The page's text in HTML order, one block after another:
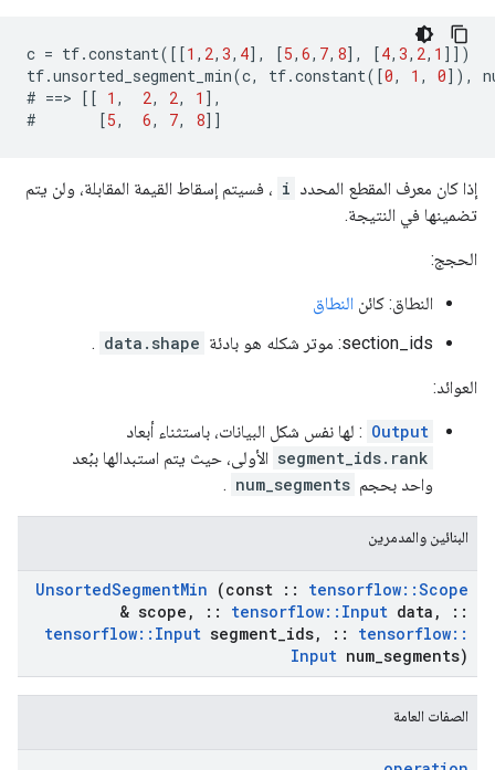
c = tf.constant([[1 , 2, 3, 4], [5, 6, 7, 8], [4, 3, 2, 1 ]])
tf.unsorted_segment_min(c, tf.constant([0, 1 , 0]),
# ==> [[ 1 , 2, 2, 1 ],
#
[5, 6, 7, 8]]
إذا كان معرف المقطع المحدد i ، فسيتم إسقاط القيمة المقابلة، ولن يتم
تضمينها في النتيجة.
الحجج:
النطاق: كائن النطاق
section_ids: موتر شكله هو بادئة
data.shape
.
العوائد:
Output : لها نفس شكل البيانات، باستثناء أبعاد
segment_ids.rank الأولى، حيث يتم استبدالها ببُعد
واحد بحجم num_segments
.
البنائين والمدمرين
UnsortedSegmentMin (const :: tensorflow::Scope
& scope , :: tensorflow:: Input data ,
::
tensorflow:: Input segment ids, :: tensorflow::
Input num segments)
الصفات العامة